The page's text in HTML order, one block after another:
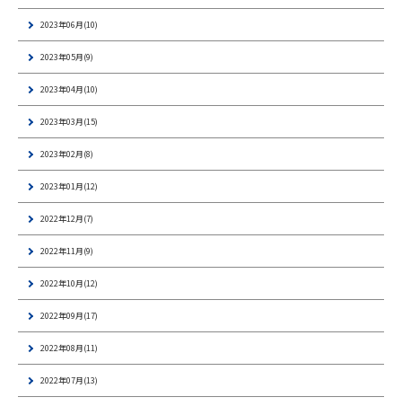
2023年06月(10)
2023年05月(9)
2023年04月(10)
2023年03月(15)
2023年02月(8)
2023年01月(12)
2022年12月(7)
2022年11月(9)
2022年10月(12)
2022年09月(17)
2022年08月(11)
2022年07月(13)